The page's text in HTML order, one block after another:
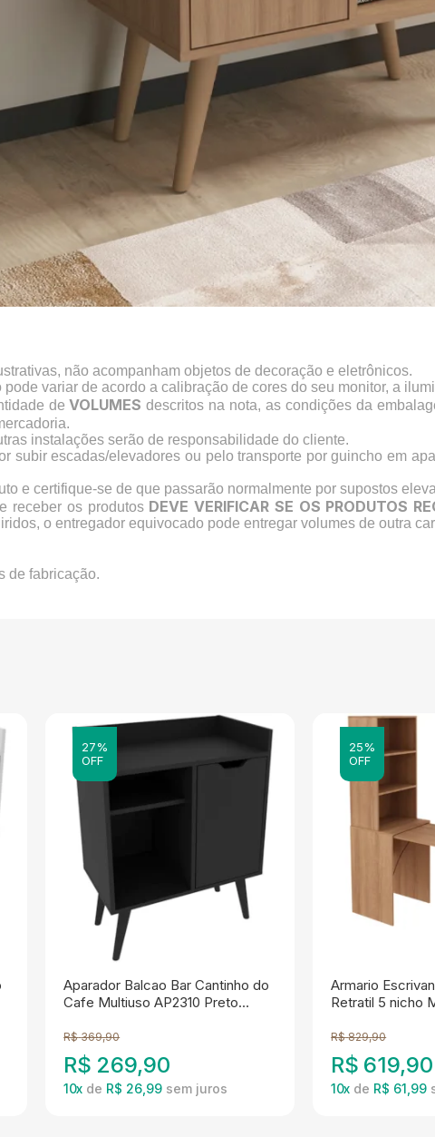
não acompanham objetos de decoração e eletrônicos.
variar de acordo a calibração de cores do seu monitor, a
deVOLUMES descritos na nota, as condições da
instalações serão de responsabilidade do cliente.
subir escadas/elevadores ou pelo transporte por guincho em
e certifique-se de que passarão normalmente por supostos
receber os produtos DEVE VERIFICAR SE OS PRODUTOS
o entregador equivocado pode entregar volumes de outra
de fabricação.
27%
OFF
Aparador Balcao Bar Cantinho do
Cafe Multiuso AP2310 Preto
R$ 369,90
R$ 269,90
10x de R$ 26,99
25%
OFF
Armario
Retratil 5 nicho
R$ 829,90
R$ 619,90
10x de R$ 61,99